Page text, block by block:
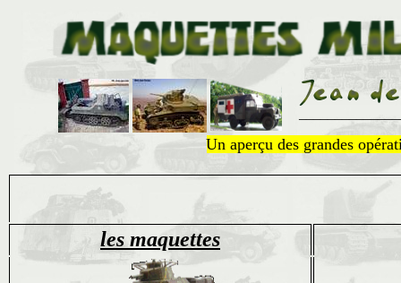
Un aperçu des grandes
les maquettes